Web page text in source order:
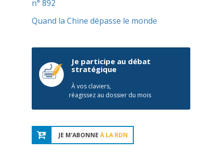
n° 892
Quand la Chine dépasse le monde
Je participe au débat
stratégique
À vos claviers,
réagissez au dossier du mois
JE M'ABONNE À LA RDN